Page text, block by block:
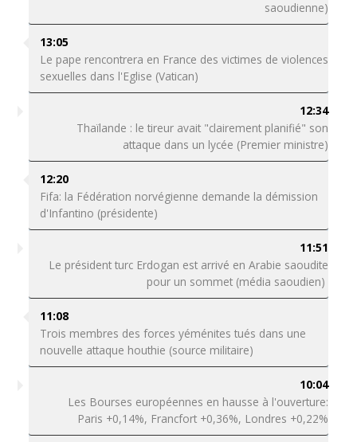
saoudienne)
13:05
Le pape rencontrera en France des victimes de violences
sexuelles dans l'Eglise (Vatican)
12:34
Thaïlande : le tireur avait "clairement planifié" son
attaque dans un lycée (Premier ministre)
12:20
Fifa: la Fédération norvégienne demande la démission
d'Infantino (présidente)
11:51
Le président turc Erdogan est arrivé en Arabie saoudite
pour un sommet (média saoudien)
11:08
Trois membres des forces yéménites tués dans une
nouvelle attaque houthie (source militaire)
10:04
Les Bourses européennes en hausse à l'ouverture:
Paris +0,14%, Francfort +0,36%, Londres +0,22%